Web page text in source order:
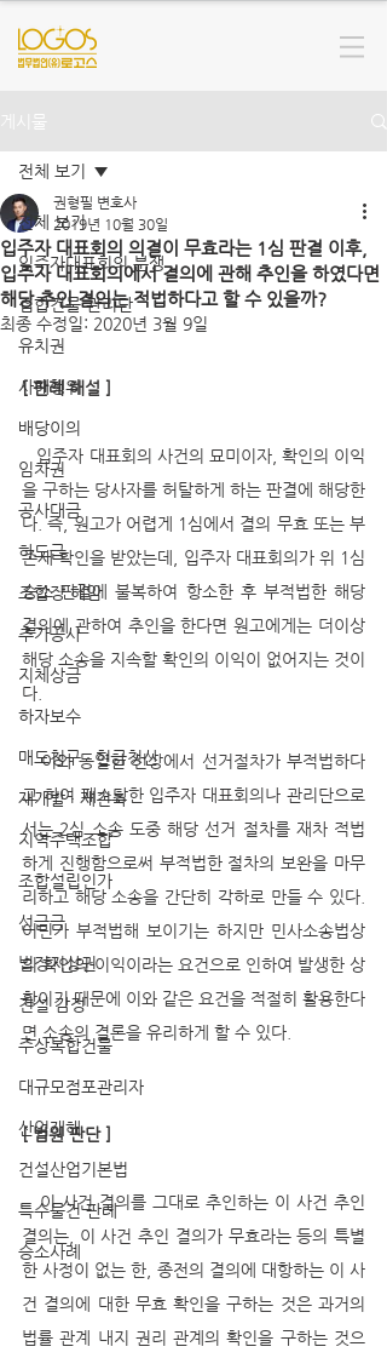
게시물
전체 보기
입주자대표회의 분쟁
집합건물 관리단
유치권
사해행위
배당이의
임차권
공사대금
하도급
조합장 해임
추가공사
지체상금
하자보수
매도청구 · 현금청산
재개발 · 재건축
지역주택조합
조합설립인가
선급금
법정지상권
건설 감정
주상복합건물
대규모점포관리자
산업재해
건설산업기본법
특수물건 판례
승소사례
전체 보기
입주자 대표회의 의결이 무효라는 1심 판결 이후,
입주자 대표회의에서 결의에 관해 추인을 하였다면
해당 추인 결의는 적법하다고 할 수 있을까?
권형필 변호사
2019년 10월 30일
최종 수정일: 2020년 3월 9일
[ 판례 해설 ]
을 구하는 당사자를 허탈하게 하는 판결에 해당한
다. 즉, 원고가 어렵게 1심에서 결의 무효 또는 부
존재 확인을 받았는데, 입주자 대표회의가 위 1심
승소 판결에 불복하여 항소한 후 부적법한 해당
결의에 관하여 추인을 한다면 원고에게는 더이상
해당 소송을 지속할 확인의 이익이 없어지는 것이
다.
   이와 동일한 선상에서 선거절차가 부적법하다
고 하여 패소당한 입주자 대표회의나 관리단으로
서는 2심 소송 도중 해당 선거 절차를 재차 적법
하게 진행함으로써 부적법한 절차의 보완을 마무
리하고 해당 소송을 간단히 각하로 만들 수 있다.
어딘가 부적법해 보이기는 하지만 민사소송법상
의 확인의 이익이라는 요건으로 인하여 발생한 상
황이기 때문에 이와 같은 요건을 적절히 활용한다
면 소송의 결론을 유리하게 할 수 있다.
[ 법원 판단 ]
   이 사건 결의를 그대로 추인하는 이 사건 추인
결의는, 이 사건 추인 결의가 무효라는 등의 특별
한 사정이 없는 한, 종전의 결의에 대항하는 이 사
건 결의에 대한 무효 확인을 구하는 것은 과거의
법률 관계 내지 권리 관계의 확인을 구하는 것으